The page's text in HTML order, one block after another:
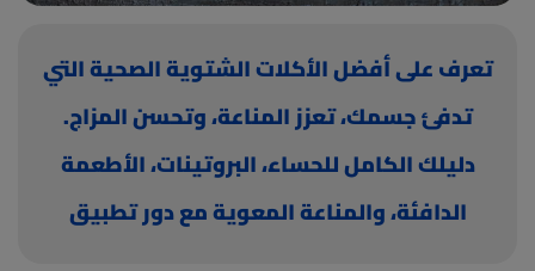
تعرف على أفضل الأكلات الشتوية الصحية التي
تدفئ جسمك، تعزز المناعة، وتحسن المزاج.
دليلك الكامل للحساء، البروتينات، الأطعمة
الدافئة، والمناعة المعوية مع دور تطبيق